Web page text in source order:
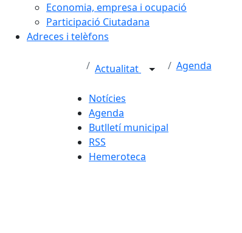
Economia, empresa i ocupació
Participació Ciutadana
Adreces i telèfons
Actualitat Agenda
Notícies
Agenda
Butlletí municipal
RSS
Hemeroteca